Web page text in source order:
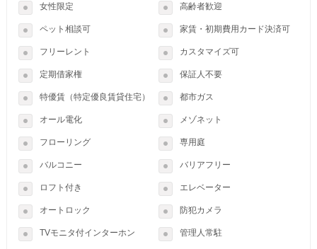
女性限定 高齢者歓迎
ペット相談可 家賃・初期費用カード決済可
フリーレント カスタマイズ可
定期借家権 保証人不要
特優賃（特定優良賃貸住宅） 都市ガス
オール電化 メゾネット
フローリング 専用庭
バルコニー バリアフリー
ロフト付き エレベーター
オートロック 防犯カメラ
TVモニタ付インターホン 管理人常駐